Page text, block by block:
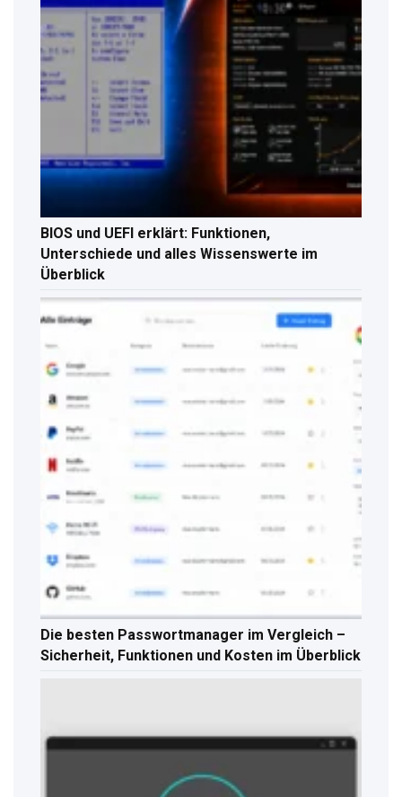
BIOS und UEFI erklärt: Funktionen,
Unterschiede und alles Wissenswerte im
Überblick
Die besten Passwortmanager im Vergleich –
Sicherheit, Funktionen und Kosten im Überblick